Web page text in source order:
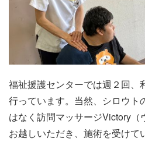
福祉援護センターでは週２回、
行っています。当然、シロウト
はなく訪問マッサージVictory
お越しいただき、施術を受けて